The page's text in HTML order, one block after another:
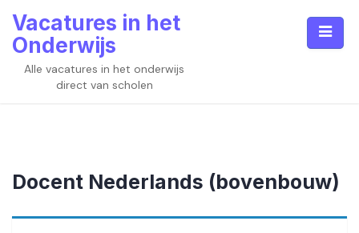
content
Vacatures in het
Onderwijs
Alle vacatures in het onderwijs
direct van scholen
Docent Nederlands (bovenbouw)